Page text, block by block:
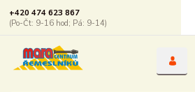
+420 474 623 867
(Po-Čt: 9-16 hod; Pá: 9-14)